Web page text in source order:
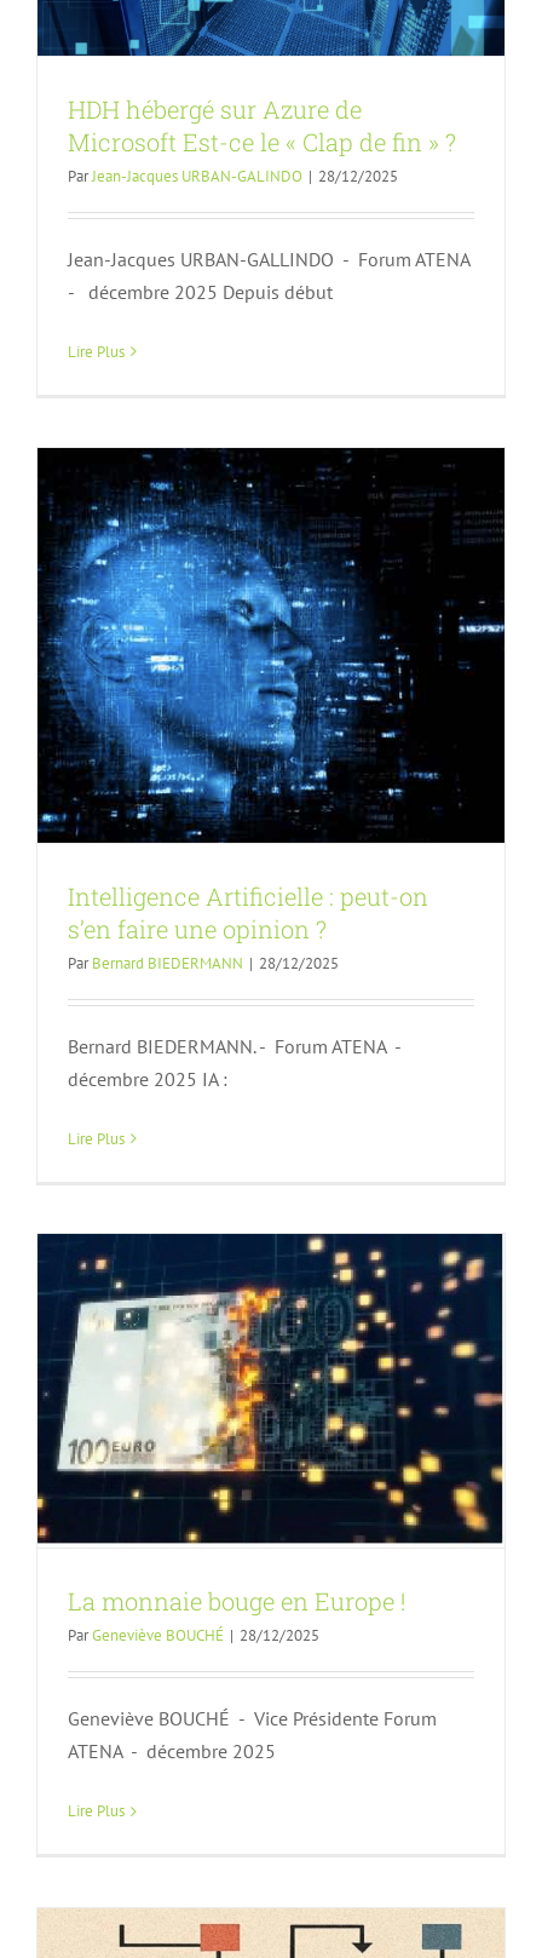
HDH hébergé sur Azure de
Microsoft Est-ce le « Clap de fin » ?
ParJean-Jacques URBAN-GALINDO | 28/12/2025
Jean-Jacques URBAN-GALLINDO - Forum ATENA
- décembre 2025 Depuis début
Lire Plus
faire une opinion ?
Intelligence Artificielle : peut-on
s’en faire une opinion ?
ParBernard BIEDERMANN | 28/12/2025
Bernard BIEDERMANN. - Forum ATENA -
décembre 2025 IA :
Lire Plus
La monnaie bouge en Europe !
La monnaie bouge en Europe !
ParGeneviève BOUCHÉ | 28/12/2025
Geneviève BOUCHÉ - Vice Présidente Forum
ATENA - décembre 2025
Lire Plus
Interdire, réguler, bannir ? Que faire
avec les réseaux sociaux ?
Article FA n152